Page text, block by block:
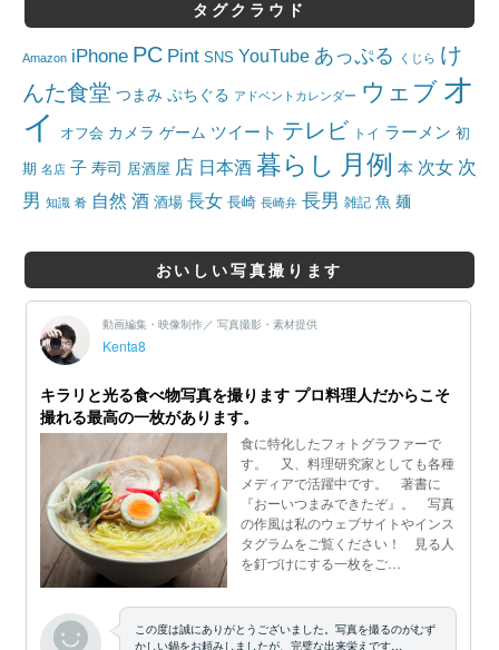
タグクラウド
Amazon iPhone PC Pint SNS YouTube あっぷる くじら け
んた食堂 つまみ ぷちぐる アドベントカレンダー ウェブ オ
イ
オフ会 カメラ ゲーム ツイート テレビ トイ ラーメン 初
期 名店 子 寿司 居酒屋 店 日本酒 暮らし 月例 本 次女 次
男 知識 肴 自然 酒 酒場 長女 長崎 長崎弁 長男 雑記 魚 麺
おいしい写真撮ります